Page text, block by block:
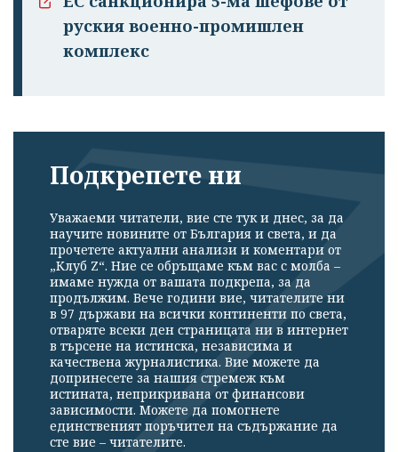
руския военно-промишлен
комплекс
Подкрепете ни
Уважаеми читатели, вие сте тук и днес, за да
научите новините от България и света, и да
прочетете актуални анализи и коментари от
„Клуб Z“. Ние се обръщаме към вас с молба –
имаме нужда от вашата подкрепа, за да
продължим. Вече години вие, читателите ни
в 97 държави на всички континенти по света,
отваряте всеки ден страницата ни в интернет
в търсене на истинска, независима и
качествена журналистика. Вие можете да
допринесете за нашия стремеж към
истината, неприкривана от финансови
зависимости. Можете да помогнете
единственият поръчител на съдържание да
сте вие – читателите.